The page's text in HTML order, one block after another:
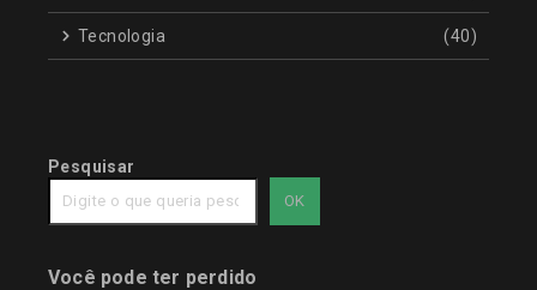
Tecnologia (40)
Pesquisar
OK
Você pode ter perdido